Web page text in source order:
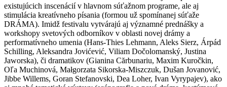
existujúcich inscenácií v hlavnom súťažnom programe, ale aj
stimulácia kreatívneho písania (formou už spomínanej súťaže
DRÁMA). Imidž festivalu vytvárajú aj významné prednášky a
workshopy svetových odborníkov v oblasti novej drámy a
performatívneho umenia (Hans-Thies Lehmann, Aleks Sierz, Árpád
Schilling, Aleksandra Jovićević, Viliam Dočolomanský, Justina
Jaworska), či dramatikov (Gianina Cărbunariu, Maxim Kuročkin,
Oľa Muchinová, Małgorzata Sikorska-Miszczuk, Dušan Jovanović,
Jibbe Willems, Goran Stefanovski, Dea Loher, Ivan Vyrypajev), ako